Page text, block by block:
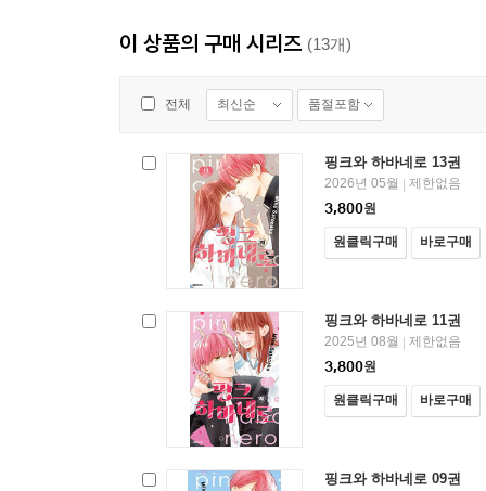
이 상품의 구매 시리즈 (13개)
전체 최신순 품절포함
핑크와 하바네로 13권
2026년 05월
제한없음
3,800원
원클릭구매 바로구매
핑크와 하바네로 11권
2025년 08월
제한없음
3,800원
원클릭구매 바로구매
핑크와 하바네로 09권